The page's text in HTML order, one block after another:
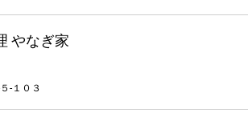
やなぎ家
-１０３